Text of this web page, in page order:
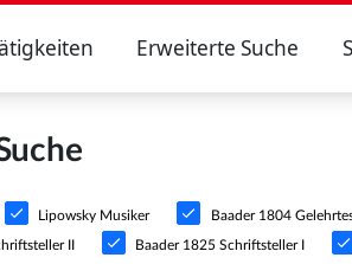
Erweiterte Suche
Lipowsky Musiker Baader 1804
II Baader 1825 Schriftsteller I